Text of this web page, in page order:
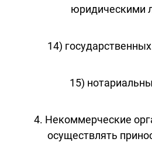
юридическими
14)
15)
4. Некоммерческие
осуществлять